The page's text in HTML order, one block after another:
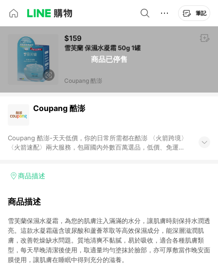
筆記
商品已停售
$159
雪芙蘭 保濕水凝霜 50g 1罐
Coupang 酷澎
Coupang 酷澎
Coupang 酷澎-天天低價，你的日常所需都在酷澎 〈火箭跨境〉
〈火箭速配〉兩大服務，包羅國內外數百萬選品，低價、免運，
加入WOW會員告別湊免運，火箭速配、火箭跨境優質選品不限金
商品描述
商品描述
雪芙蘭保濕水凝霜，為您的肌膚注入滿滿的水分，讓肌膚時刻保持水潤透
亮。這款水凝霜蘊含玻尿酸和蘆薈萃取等高效保濕成分，能深層滋潤肌
膚，改善乾燥缺水問題。質地清爽不黏膩，易於吸收，適合各種肌膚類
型，每天早晚清潔後使用，取適量均勻塗抹於臉部，亦可厚敷當作晚安面
膜使用，讓肌膚在睡眠中得到充分的滋養。